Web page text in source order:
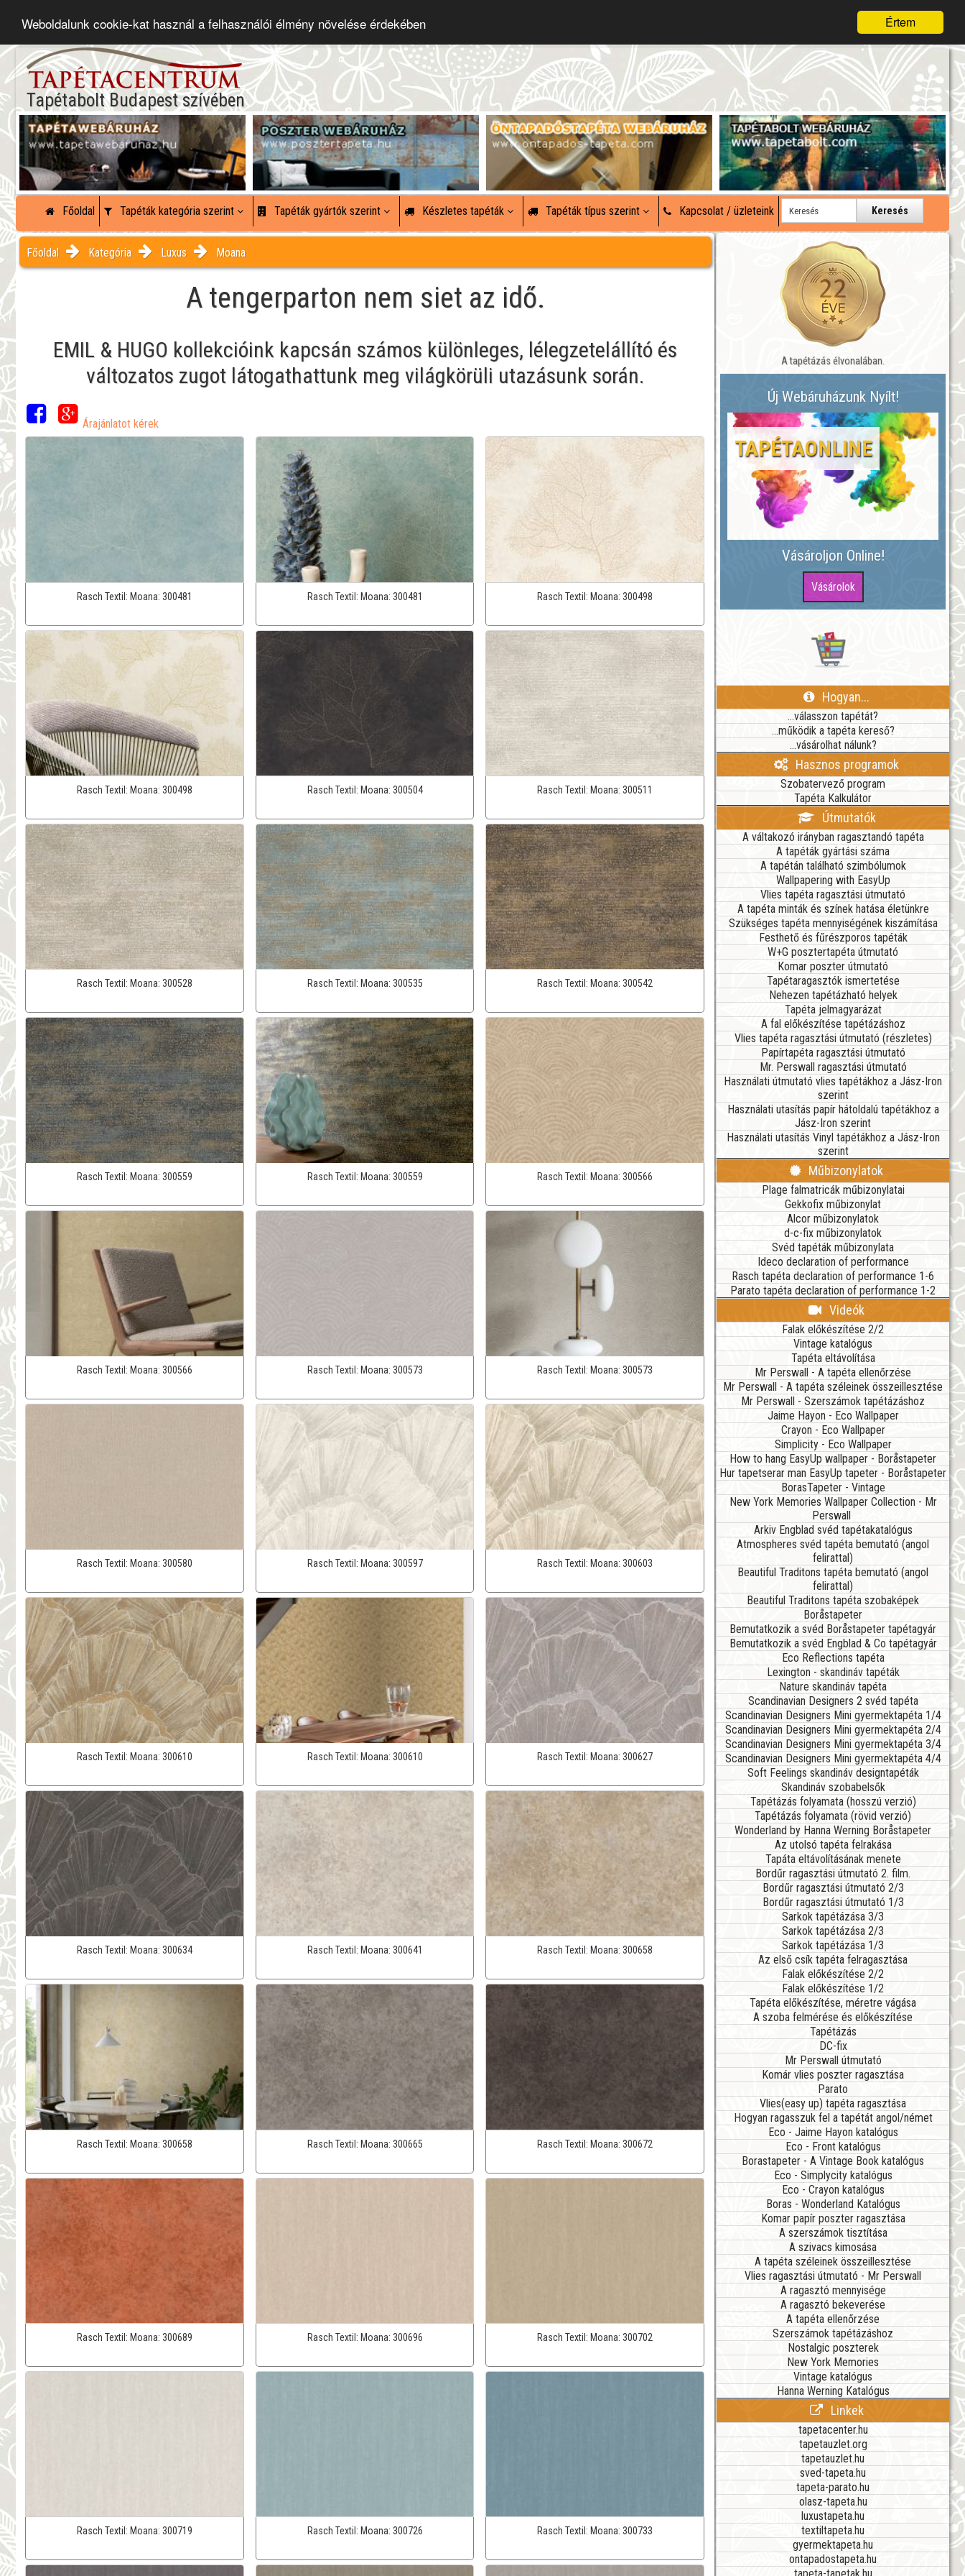
Értem
Weboldalunk cookie-kat használ a felhasználói élmény növelése érdekében
Tapétabolt Budapest szívében
Főoldal Tapéták kategória szerint Tapéták gyártók szerint Készletes tapéták Tapéták típus szerint Kapcsolat / üzleteink Keresés
Főoldal Kategória Luxus Moana
A tengerparton nem siet az idő.
EMIL & HUGO kollekcióink kapcsán számos különleges, lélegzetelállító és
változatos zugot látogathattunk meg világkörüli utazásunk során.
Árajánlatot kérek
Rasch Textil: Moana: 300481 Rasch Textil: Moana: 300481 Rasch Textil:Moana:300498
Rasch Textil: Moana: 300498 Rasch Textil: Moana: 300504 Rasch Textil: Moana:300511
Rasch Textil: Moana: 300528 Rasch Textil: Moana: 300535 Rasch Textil: Moana:300542
Rasch Textil: Moana: 300559 Rasch Textil: Moana: 300559 Rasch Textil: Moana:300566
Rasch Textil: Moana: 300566 Rasch Textil: Moana: 300573 Rasch Textil: Moana:300573
Rasch Textil: Moana: 300580 Rasch Textil: Moana: 300597 Rasch Textil: Moana:300603
Rasch Textil: Moana: 300610 Rasch Textil: Moana: 300610 Rasch Textil: Moana:300627
Rasch Textil: Moana: 300634 Rasch Textil: Moana: 300641 Rasch Textil: Moana:300658
Rasch Textil: Moana: 300658 Rasch Textil: Moana: 300665 Rasch Textil:Moana:300672
Rasch Textil: Moana: 300689 Rasch Textil: Moana: 300696 Rasch Textil: Moana:300702
Rasch Textil: Moana: 300719 Rasch Textil: Moana: 300726 Rasch Textil: Moana:300733
A tapétázás élvonalában.
Új Webáruházunk Nyílt!
TAPÉTAONLINE
Vásároljon Online!
Hogyan...
...válasszon tapétát?
...működik a tapéta kereső?
...vásárolhat nálunk?
Hasznos programok
Szobatervező program
Tapéta Kalkulátor
Útmutatók
A váltakozó irányban ragasztandó tapéta
A tapéták gyártási száma
A tapétán található szimbólumok
Wallpapering with EasyUp
Vlies tapéta ragasztási útmutató
A tapéta minták és színek hatása életünkre
Szükséges tapéta mennyiségének kiszámítása
Festhető és fűrészporos tapéták
W+G posztertapéta útmutató
Komar poszter útmutató
Tapétaragasztók ismertetése
Nehezen tapétázható helyek
Tapéta jelmagyarázat
A fal előkészítése tapétázáshoz
Vlies tapéta ragasztási útmutató (részletes)
Papírtapéta ragasztási útmutató
Mr. Perswall ragasztási útmutató
Használati útmutató vlies tapétákhoz a Jász-Iron
szerint
Használati utasítás papír hátoldalú tapétákhoz a
Jász-Iron szerint
Használati utasítás Vinyl tapétákhoz a Jász-Iron
szerint
Műbizonylatok
Plage falmatricák műbizonylatai
Gekkofix műbizonylat
Alcor műbizonylatok
d-c-fix műbizonylatok
Svéd tapéták műbizonylata
Ideco declaration of performance
Rasch tapéta declaration of performance 1-6
Parato tapéta declaration of performance 1-2
Videók
Falak előkészítése 2/2
Vintage katalógus
Tapéta eltávolítása
Mr Perswall - A tapéta ellenőrzése
Mr Perswall - A tapéta széleinek összeillesztése
Mr Perswall - Szerszámok tapétázáshoz
Jaime Hayon - Eco Wallpaper
Crayon - Eco Wallpaper
Simplicity - Eco Wallpaper
How to hang EasyUp wallpaper - Boråstapeter
Hur tapetserar man EasyUp tapeter - Boråstapeter
BorasTapeter - Vintage
New York Memories Wallpaper Collection - Mr
Perswall
Arkiv Engblad svéd tapétakatalógus
Atmospheres svéd tapéta bemutató (angol
felirattal)
Beautiful Traditons tapéta bemutató (angol
felirattal)
Beautiful Traditons tapéta szobaképek
Boråstapeter
Bemutatkozik a svéd Boråstapeter tapétagyár
Bemutatkozik a svéd Engblad & Co tapétagyár
Eco Reflections tapéta
Lexington - skandináv tapéták
Nature skandináv tapéta
Scandinavian Designers 2 svéd tapéta
Scandinavian Designers Mini gyermektapéta 1/4
Scandinavian Designers Mini gyermektapéta 2/4
Scandinavian Designers Mini gyermektapéta 3/4
Scandinavian Designers Mini gyermektapéta 4/4
Soft Feelings skandináv designtapéták
Skandináv szobabelsők
Tapétázás folyamata (hosszú verzió)
Tapétázás folyamata (rövid verzió)
Wonderland by Hanna Werning Boråstapeter
Az utolsó tapéta felrakása
Tapáta eltávolításának menete
Bordűr ragasztási útmutató 2. film.
Bordűr ragasztási útmutató 2/3
Bordűr ragasztási útmutató 1/3
Sarkok tapétázása 3/3
Sarkok tapétázása 2/3
Sarkok tapétázása 1/3
Az első csík tapéta felragasztása
Falak előkészítése 2/2
Falak előkészítése 1/2
Tapéta előkészítése, méretre vágása
A szoba felmérése és előkészítése
Tapétázás
DC-fix
Mr Perswall útmutató
Komár vlies poszter ragasztása
Parato
Vlies(easy up) tapéta ragasztása
Hogyan ragasszuk fel a tapétát angol/német
Eco - Jaime Hayon katalógus
Eco - Front katalógus
Borastapeter - A Vintage Book katalógus
Eco - Simplycity katalógus
Eco - Crayon katalógus
Boras - Wonderland Katalógus
Komar papír poszter ragasztása
A szerszámok tisztítása
A szivacs kimosása
A tapéta széleinek összeillesztése
Vlies ragasztási útmutató - Mr Perswall
A ragasztó mennyisége
A ragasztó bekeverése
A tapéta ellenőrzése
Szerszámok tapétázáshoz
Nostalgic poszterek
New York Memories
Vintage katalógus
Hanna Werning Katalógus
Linkek
tapetacenter.hu
tapetauzlet.org
tapetauzlet.hu
sved-tapeta.hu
tapeta-parato.hu
olasz-tapeta.hu
luxustapeta.hu
textiltapeta.hu
gyermektapeta.hu
ontapadostapeta.hu
tapeta-tapetak.hu